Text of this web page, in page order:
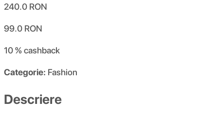
240.0 RON
99.0 RON
10 %cashback
Categorie: Fashion
Descriere